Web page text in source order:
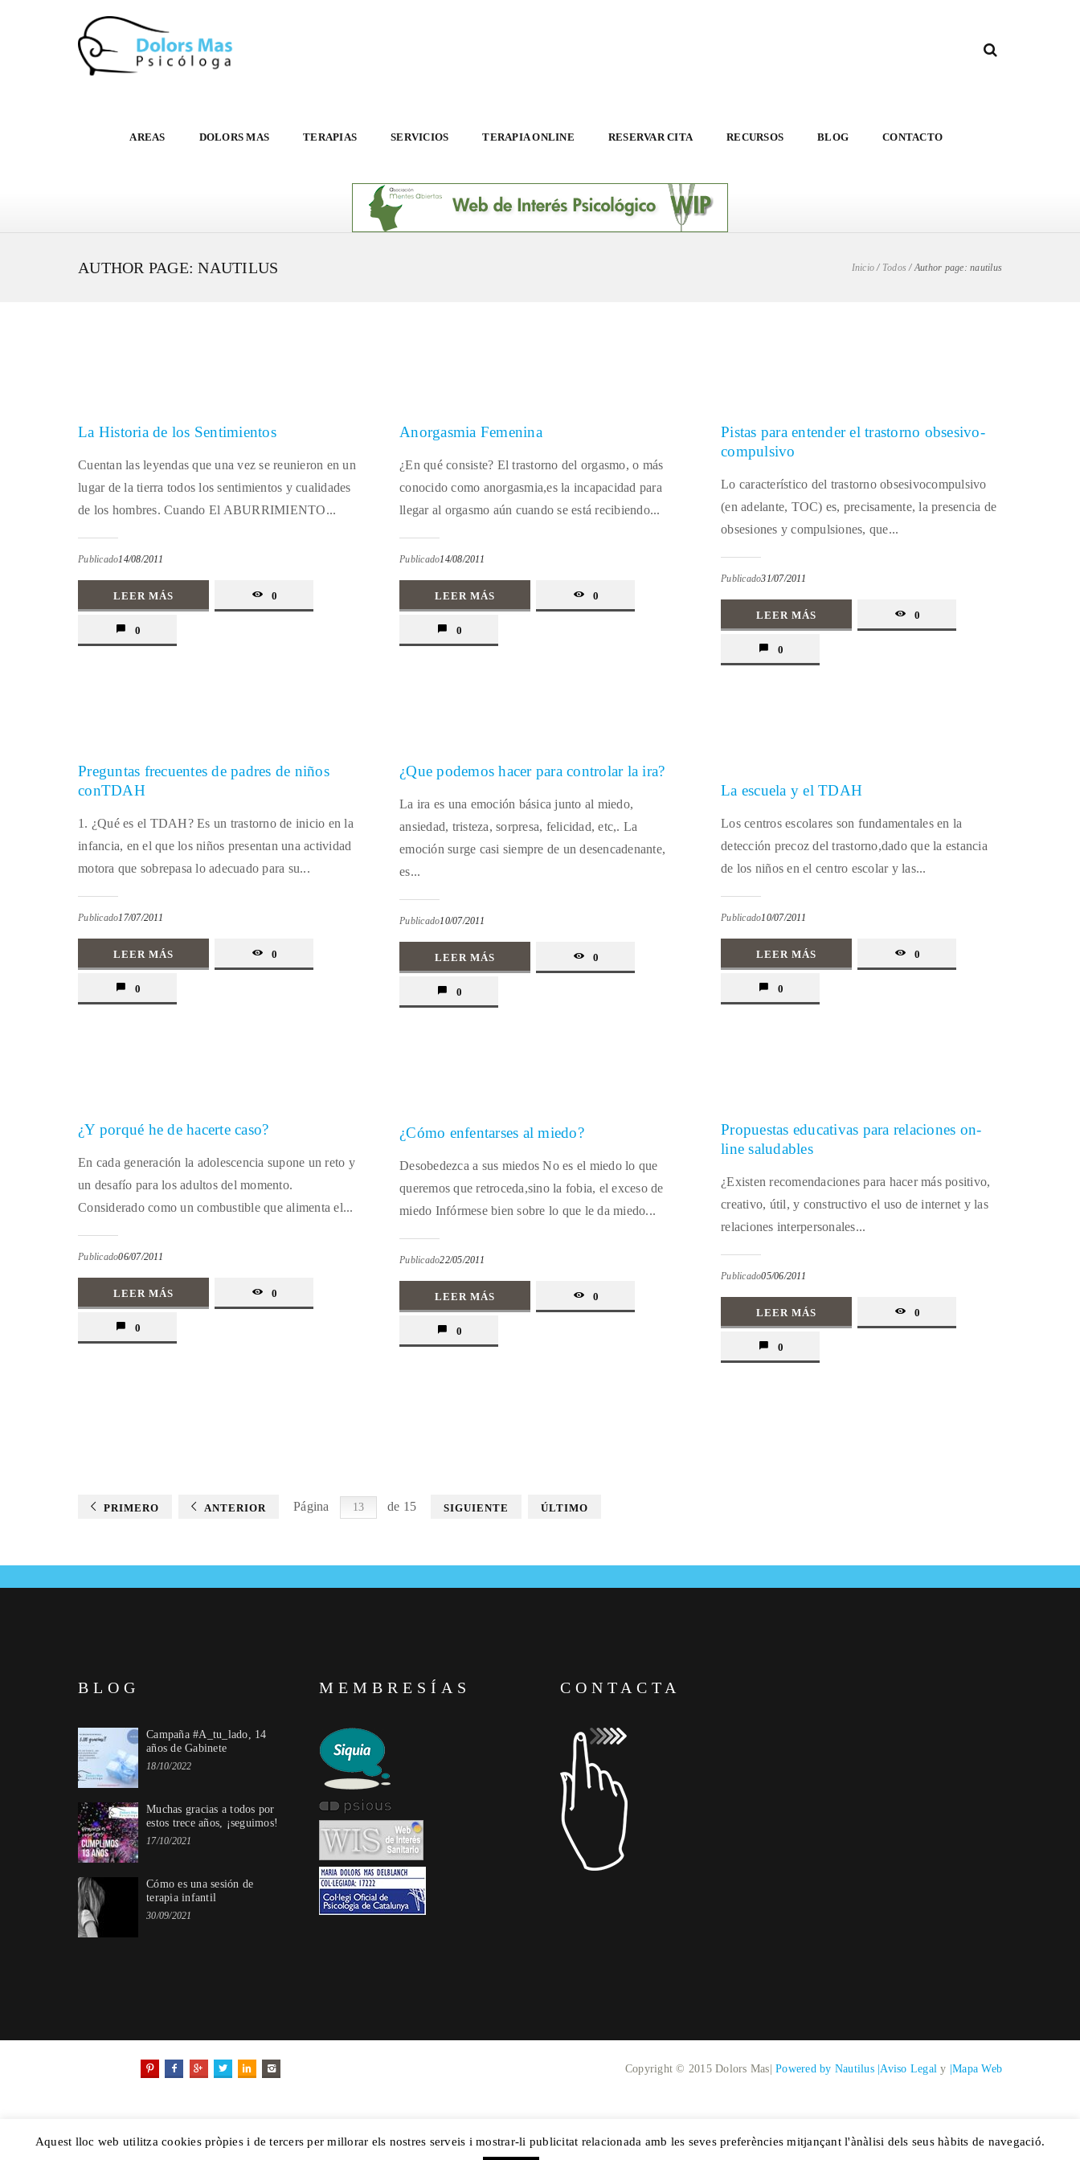
AREAS DOLORS MAS TERAPIAS SERVICIOS TERAPIA ONLINE RESERVAR CITA RECURSOS BLOG CONTACTO
Inicio/ Todos /Author page: nautilus
AUTHOR PAGE: NAUTILUS
La Historia de los Sentimientos
Cuentan las leyendas que una vez se reunieron en un
lugar de la tierra todos los sentimientos y cualidades
de los hombres. Cuando El ABURRIMIENTO...
Publicado14/08/2011
LEER MÁS 0
0
Anorgasmia Femenina
¿En qué consiste? El trastorno del orgasmo, o más
conocido como anorgasmia,es la incapacidad para
llegar al orgasmo aún cuando se está recibiendo...
Publicado14/08/2011
LEER MÁS 0
0
Pistas para entender el trastorno obsesivo-
compulsivo
Lo característico del trastorno obsesivocompulsivo
(en adelante, TOC) es, precisamente, la presencia de
obsesiones y compulsiones, que...
Publicado31/07/2011
LEER MÁS 0
0
Preguntas frecuentes de padres de niños
conTDAH
1. ¿Qué es el TDAH? Es un trastorno de inicio en la
infancia, en el que los niños presentan una actividad
motora que sobrepasa lo adecuado para su...
Publicado17/07/2011
LEER MÁS 0
0
¿Que podemos hacer para controlar la ira?
La ira es una emoción básica junto al miedo,
ansiedad, tristeza, sorpresa, felicidad, etc,. La
emoción surge casi siempre de un desencadenante,
es...
Publicado10/07/2011
LEER MÁS 0
0
La escuela y el TDAH
Los centros escolares son fundamentales en la
detección precoz del trastorno,dado que la estancia
de los niños en el centro escolar y las...
Publicado10/07/2011
LEER MÁS 0
0
¿Y porqué he de hacerte caso?
En cada generación la adolescencia supone un reto y
un desafío para los adultos del momento.
Considerado como un combustible que alimenta el...
Publicado06/07/2011
LEER MÁS 0
0
Propuestas educativas para relaciones on-
line saludables
¿Existen recomendaciones para hacer más positivo,
creativo, útil, y constructivo el uso de internet y las
relaciones interpersonales...
Publicado05/06/2011
LEER MÁS 0
0
¿Cómo enfentarses al miedo?
Desobedezca a sus miedos No es el miedo lo que
queremos que retroceda,sino la fobia, el exceso de
miedo Infórmese bien sobre lo que le da miedo...
Publicado22/05/2011
LEER MÁS 0
0
PRIMERO ANTERIOR Página de 15 SIGUIENTE ÚLTIMO
BLOG
Campaña #A_tu_lado, 14
años de Gabinete
18/10/2022
Muchas gracias a todos por
estos trece años, ¡seguimos!
17/10/2021
Cómo es una sesión de
terapia infantil
30/09/2021
MEMBRESÍAS CONTACTA
Copyright © 2015 Dolors Mas| Powered by Nautilus |Aviso Legal y |Mapa Web
Aquest lloc web utilitza cookies pròpies i de tercers per millorar els nostres serveis i mostrar-li publicitat relacionada amb les seves preferències mitjançant l'ànàlisi dels seus hàbits de navegació.